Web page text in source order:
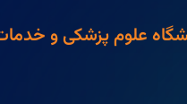
علوم پزشکی و